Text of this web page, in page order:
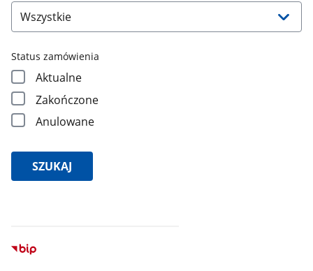
Status zamówienia
Aktualne
Zakończone
Anulowane
SZUKAJ
wyszukiwania